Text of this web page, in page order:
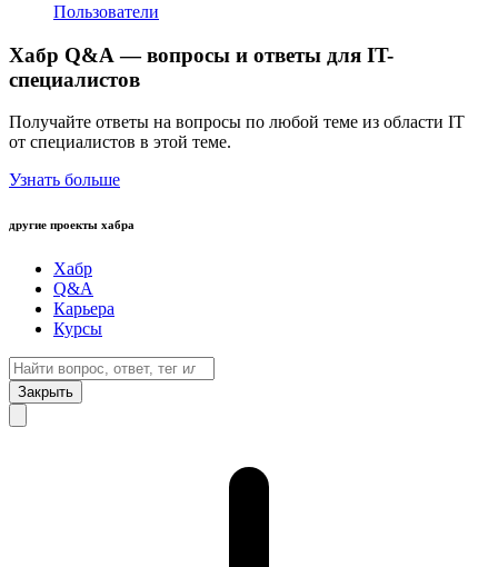
Пользователи
Хабр Q&A — вопросы и ответы для IT-
специалистов
Получайте ответы на вопросы по любой теме из области IT
от специалистов в этой теме.
Узнать больше
другие проекты хабра
Хабр
Q&A
Карьера
Курсы
Закрыть